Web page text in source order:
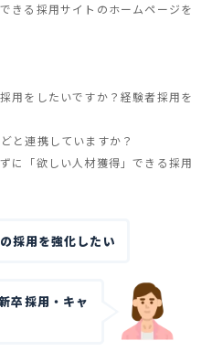
きる採用サイトのホームページを
用をしたいですか？経験者採用を
と連携していますか？
に「欲しい⼈材獲得」できる採用
採用を強化したい
卒採用・キャ